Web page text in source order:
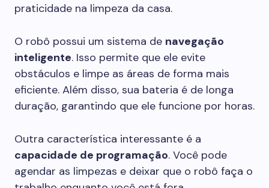
praticidade na limpeza da casa.
O robô possui um sistema de navegação
inteligente. Isso permite que ele evite
obstáculos e limpe as áreas de forma mais
eficiente. Além disso, sua bateria é de longa
duração, garantindo que ele funcione por horas.
Outra característica interessante é a
capacidade de programação. Você pode
agendar as limpezas e deixar que o robô faça o